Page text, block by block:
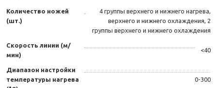
Количество ножей
(шт.)
4 группы верхнего и нижнего нагрева,
верхнего и нижнего охлаждения, 2
группы верхнего и нижнего охлаждения
Скорость линии (м/
мин)
<40
Диапазон настройки
температуры нагрева
0-300